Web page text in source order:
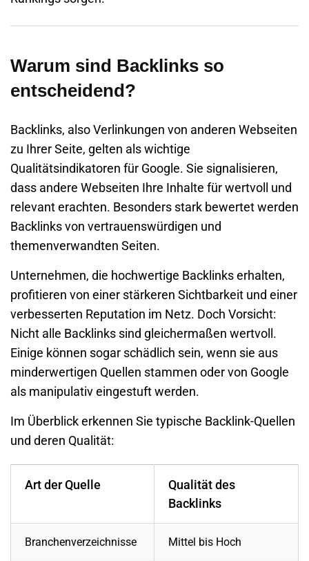
Warum sind Backlinks so
entscheidend?
Backlinks, also Verlinkungen von anderen Webseiten
zu Ihrer Seite, gelten als wichtige
Qualitätsindikatoren für Google. Sie signalisieren,
dass andere Webseiten Ihre Inhalte für wertvoll und
relevant erachten. Besonders stark bewertet werden
Backlinks von vertrauenswürdigen und
themenverwandten Seiten.
Unternehmen, die hochwertige Backlinks erhalten,
profitieren von einer stärkeren Sichtbarkeit und einer
verbesserten Reputation im Netz. Doch Vorsicht:
Nicht alle Backlinks sind gleichermaßen wertvoll.
Einige können sogar schädlich sein, wenn sie aus
minderwertigen Quellen stammen oder von Google
als manipulativ eingestuft werden.
Im Überblick erkennen Sie typische Backlink-Quellen
und deren Qualität:
Art der Quelle
Qualität des
Backlinks
Branchenverzeichnisse Mittel bis Hoch